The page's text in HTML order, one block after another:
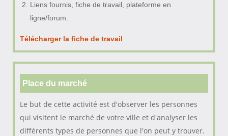
Liens fournis, fiche de travail, plateforme en
ligne/forum.
Télécharger la fiche de travail
Place du marché
Le but de cette activité est d'observer les personnes
qui visitent le marché de votre ville et d'analyser les
différents types de personnes que l'on peut y trouver.